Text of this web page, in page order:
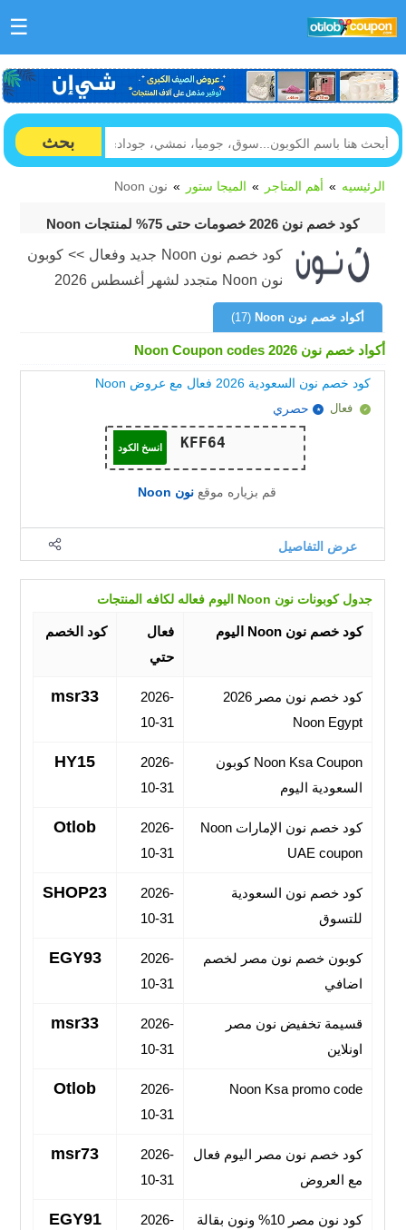
☰
بحث
الرئيسيه أهم المتاجر الميجا ستور نون Noon
كود خصم نون 2026 خصومات حتى 75% لمنتجات Noon
كود خصم نون Noon جديد وفعال >> كوبون
نون Noon متجدد لشهر أغسطس 2026
أكواد خصم نون Noon (17)
أكواد خصم نون Noon Coupon codes 2026
كود خصم نون السعودية 2026 فعال مع عروض Noon
فعال حصري
انسخ الكود
قم بزياره موقعنون Noon
عرض التفاصيل
جدول كوبونات نون Noon اليوم فعاله لكافه المنتجات
كود خصم نون Noon اليوم
فعال
حتي
كود الخصم
كود خصم نون مصر 2026
Noon Egypt
2026-
10-31
msr33
Noon Ksa Coupon كوبون
السعودية اليوم
2026-
10-31
HY15
كود خصم نون الإمارات Noon
UAE coupon
2026-
10-31
Otlob
كود خصم نون السعودية
للتسوق
2026-
10-31
SHOP23
كوبون خصم نون مصر لخصم
اضافي
2026-
10-31
EGY93
قسيمة تخفيض نون مصر
اونلاين
2026-
10-31
msr33
Noon Ksa promo code
2026-
10-31
Otlob
كود خصم نون مصر اليوم فعال
مع العروض
2026-
10-31
msr73
كود نون مصر 10% ونون بقالة
2026-
EGY91